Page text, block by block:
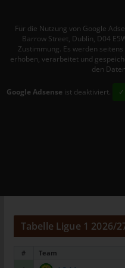
Für die Nutzung von Google
Barrow Street, Dublin, D04
Zustimmung. Es werden
erhoben, verarbeitet und
den
Google Adsense ist deaktiviert.
Tabelle Ligue 1 2026/
# Team
Verantwortlichen oder des
personenbezogenen Daten
k) Einwilligung
Einwilligung ist jede von der
bestimmten Fall in
Verarbeitung
Verantwortlicher im Sinne
sonstiger in den